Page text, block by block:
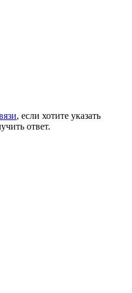
, если хотите указать
ответ.